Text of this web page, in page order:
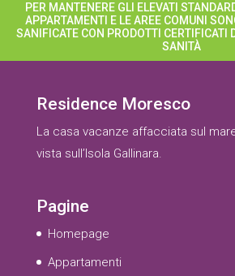
PER MANTENERE GLI ELEVATI
APPARTAMENTI E LE AREE COMUNI
SANIFICATE CON PRODOTTI CERTIFICATI
SANITÀ
Residence Moresco
La casa vacanze affacciata sul
vista sull’Isola Gallinara.
Pagine
Homepage
Appartamenti